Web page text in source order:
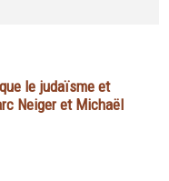
le judaïsme et
Neiger et Michaël